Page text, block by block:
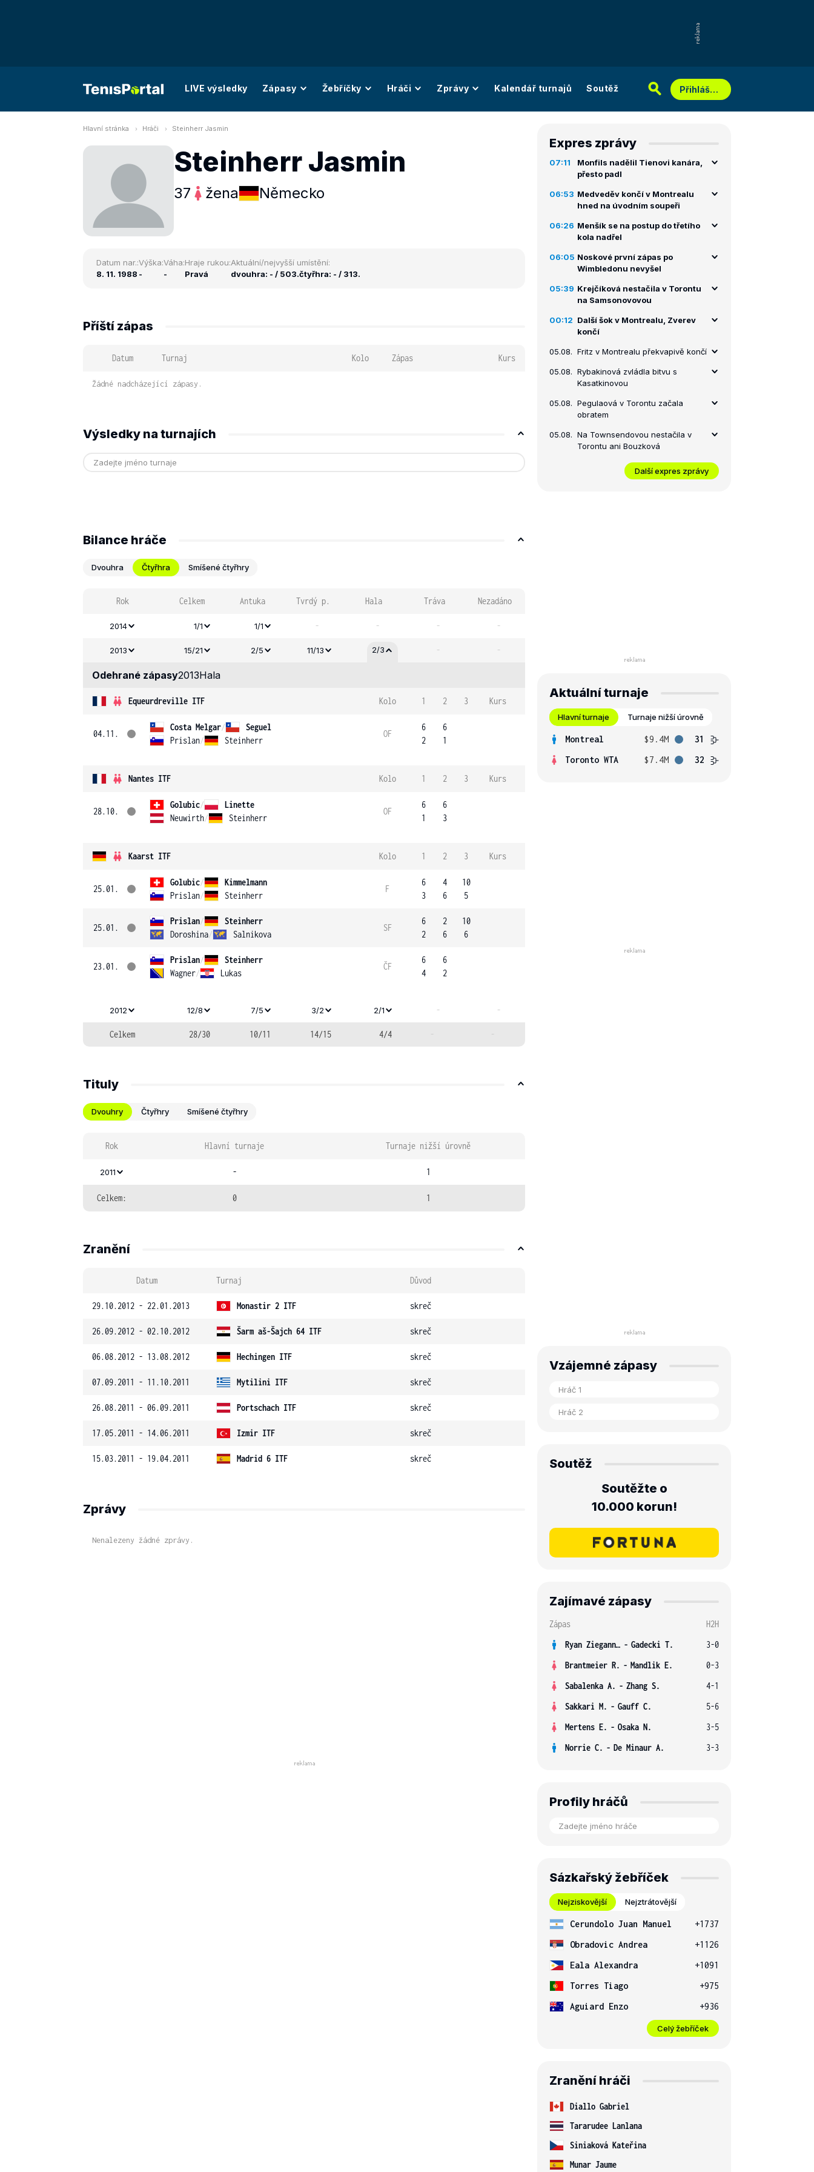
LIVE výsledky Zápasy Žebříčky Hráči Zprávy Kalendář turnajů Soutěž Přihlášení
Hlavní stránka Hráči Steinherr Jasmin
Steinherr Jasmin
37 žena Německo
Datum nar.:
8. 11. 1988
Výška:
-
Váha:
-
Hraje rukou:
Pravá
Aktuální/nejvyšší umístění:
dvouhra: - / 503.čtyřhra: - / 313.
Příští zápas
Datum Turnaj Kolo Zápas Kurs
Žádné nadcházející zápasy.
Výsledky na turnajích
Bilance hráče
Dvouhra Čtyřhra Smíšené čtyřhry
Rok Celkem Antuka Tvrdý p. Hala Tráva Nezadáno
2014 1/1 1/1 - - - -
2013 15/21 2/5 11/13 2/3 - -
Odehrané zápasy2013Hala
Equeurdreville ITF Kolo 1 2 3 Kurs
04.11.
Costa Melgar/
Seguel
Prislan/ Steinherr
OF
6
2
6
1
Nantes ITF Kolo 1 2 3 Kurs
28.10.
Golubic/
Linette
Neuwirth/ Steinherr
OF
6
1
6
3
Kaarst ITF Kolo 1 2 3 Kurs
25.01.
Golubic/
Kimmelmann
Prislan/ Steinherr
F
6
3
4
6
10
5
25.01.
Prislan/
Steinherr
Doroshina/ Salnikova
SF
6
2
2
6
10
6
23.01.
Prislan/
Steinherr
Wagner/ Lukas
ČF
6
4
6
2
2012 12/8 7/5 3/2 2/1 - -
Celkem 28/30 10/11 14/15 4/4 - -
Tituly
Dvouhry Čtyřhry Smíšené čtyřhry
Rok Hlavní turnaje Turnaje nižší úrovně
2011 - 1
Celkem: 0 1
Zranění
Datum Turnaj Důvod
29.10.2012 - 22.01.2013 Monastir 2 ITF skreč
26.09.2012 - 02.10.2012 Šarm aš-Šajch 64 ITF skreč
06.08.2012 - 13.08.2012 Hechingen ITF skreč
07.09.2011 - 11.10.2011 Mytilini ITF skreč
26.08.2011 - 06.09.2011 Portschach ITF skreč
17.05.2011 - 14.06.2011 Izmir ITF skreč
15.03.2011 - 19.04.2011 Madrid 6 ITF skreč
Zprávy
Nenalezeny žádné zprávy.
Expres zprávy
07:11
Monfils nadělil Tienovi kanára,
přesto padl
06:53 Medveděv končí v Montrealu
hned na úvodním soupeři
06:26 Menšík se na postup do třetího
kola nadřel
06:05 Noskové první zápas po
Wimbledonu nevyšel
05:39 Krejčíková nestačila v Torontu
na Samsonovovou
00:12 Další šok v Montrealu, Zverev
končí
05.08. Fritz v Montrealu překvapivě končí
05.08. Rybakinová zvládla bitvu s
Kasatkinovou
05.08. Pegulaová v Torontu začala
obratem
05.08. Na Townsendovou nestačila v
Torontu ani Bouzková
Další expres zprávy
Aktuální turnaje
Hlavní turnaje Turnaje nižší úrovně
Montreal $9.4M
31
Toronto WTA
$7.4M 32
Vzájemné zápasy
Soutěž
Soutěžte o
10.000 korun!
Zajímavé zápasy
Zápas
H2H
Ryan Ziegann S. - Gadecki T.
3-0
Brantmeier R. - Mandlik E.
0-3
Sabalenka A. - Zhang S.
4-1
Sakkari M. - Gauff C.
5-6
Mertens E. - Osaka N.
3-5
Norrie C. - De Minaur A. 3-3
Profily hráčů
Sázkařský žebříček
Nejziskovější Nejztrátovější
Cerundolo Juan Manuel
+1737
Obradovic Andrea
+1126
Eala Alexandra
+1091
Torres Tiago
+975
Aguiard Enzo
+936
Celý žebříček
Zranění hráči
Diallo Gabriel
Tararudee Lanlana
Siniaková Kateřina
Munar Jaume